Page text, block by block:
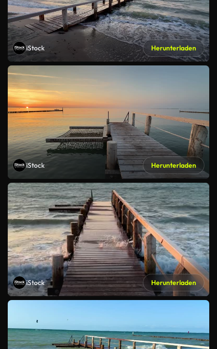
iStock Herunterladen
iStock Herunterladen
iStock Herunterladen